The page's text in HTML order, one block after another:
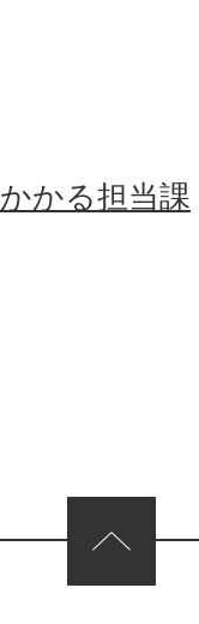
かる担当課